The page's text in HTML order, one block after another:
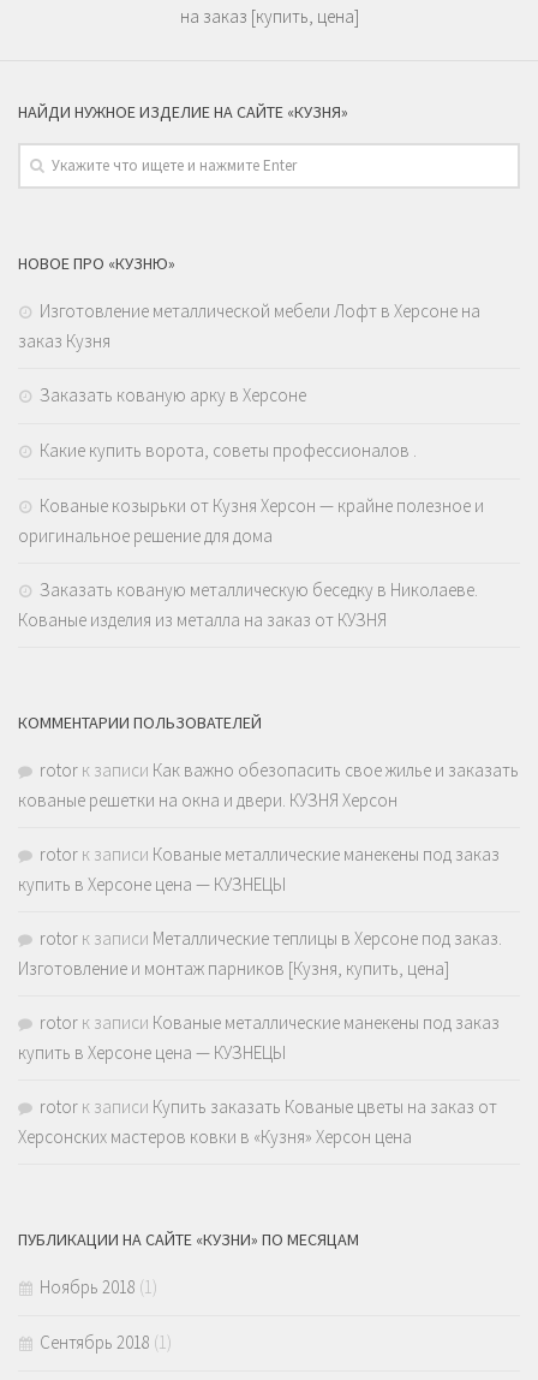
на заказ [купить, цена]
НАЙДИ НУЖНОЕ ИЗДЕЛИЕ НА САЙТЕ «КУЗНЯ»
НОВОЕ ПРО «КУЗНЮ»
Изготовление металлической мебели Лофт в Херсоне на
заказ Кузня
Заказать кованую арку в Херсоне
Какие купить ворота, советы профессионалов .
Кованые козырьки от Кузня Херсон — крайне полезное и
оригинальное решение для дома
Заказать кованую металлическую беседку в Николаеве.
Кованые изделия из металла на заказ от КУЗНЯ
КОММЕНТАРИИ ПОЛЬЗОВАТЕЛЕЙ
rotor к записи Как важно обезопасить свое жилье и заказать
кованые решетки на окна и двери. КУЗНЯ Херсон
rotor к записи Кованые металлические манекены под заказ
купить в Херсоне цена — КУЗНЕЦЫ
rotor к записи Металлические теплицы в Херсоне под заказ.
Изготовление и монтаж парников [Кузня, купить, цена]
rotor к записи Кованые металлические манекены под заказ
купить в Херсоне цена — КУЗНЕЦЫ
rotor к записи Купить заказать Кованые цветы на заказ от
Херсонских мастеров ковки в «Кузня» Херсон цена
ПУБЛИКАЦИИ НА САЙТЕ «КУЗНИ» ПО МЕСЯЦАМ
Ноябрь 2018 (1)
Сентябрь 2018 (1)